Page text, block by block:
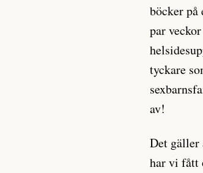
böcker
par
tyckare
av!
Det gäller
har vi fått